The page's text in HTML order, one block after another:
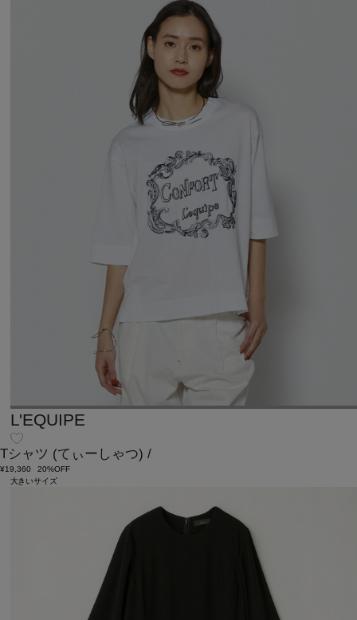
L'EQUIPE
Tシャツ (てぃーしゃつ) /
¥19,360
20%OFF
大きいサイズ